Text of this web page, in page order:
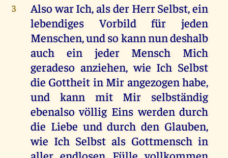
3
Also war Ich, als der Herr Selbst, ein
lebendiges Vorbild für jeden
Menschen, und so kann nun deshalb
auch ein jeder Mensch Mich
geradeso anziehen, wie Ich Selbst
die Gottheit in Mir angezogen habe,
und kann mit Mir selbständig
ebenalso völlig Eins werden durch
die Liebe und durch den Glauben,
wie Ich Selbst als Gottmensch in